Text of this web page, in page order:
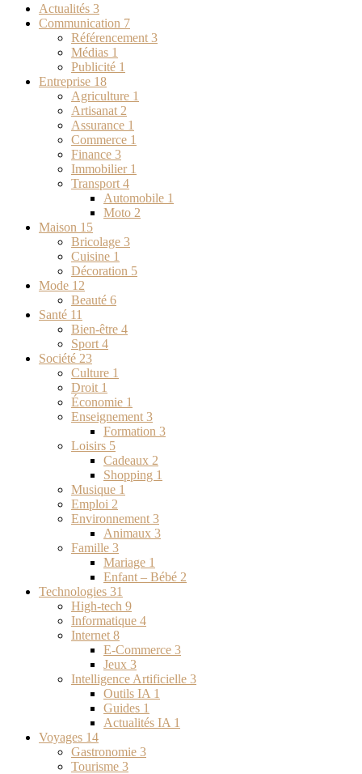
Actualités 3
Communication 7
Référencement 3
Médias 1
Publicité 1
Entreprise 18
Agriculture 1
Artisanat 2
Assurance 1
Commerce 1
Finance 3
Immobilier 1
Transport 4
Automobile 1
Moto 2
Maison 15
Bricolage 3
Cuisine 1
Décoration 5
Mode 12
Beauté 6
Santé 11
Bien-être 4
Sport 4
Société 23
Culture 1
Droit 1
Économie 1
Enseignement 3
Formation 3
Loisirs 5
Cadeaux 2
Shopping 1
Musique 1
Emploi 2
Environnement 3
Animaux 3
Famille 3
Mariage 1
Enfant – Bébé 2
Technologies 31
High-tech 9
Informatique 4
Internet 8
E-Commerce 3
Jeux 3
Intelligence Artificielle 3
Outils IA 1
Guides 1
Actualités IA 1
Voyages 14
Gastronomie 3
Tourisme 3